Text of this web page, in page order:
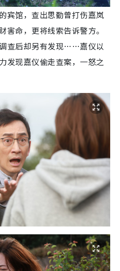
宾馆，查出思勤曾打伤嘉岚
害命，更将线索告诉警方。
查后却另有发现……嘉仪以
发现嘉仪偷走查案，一怒之